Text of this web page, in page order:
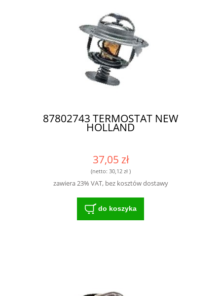
87802743 TERMOSTAT NEW
HOLLAND
37,05 zł
(netto: 30,12 zł)
zawiera 23% VAT, bez kosztów dostawy
do koszyka